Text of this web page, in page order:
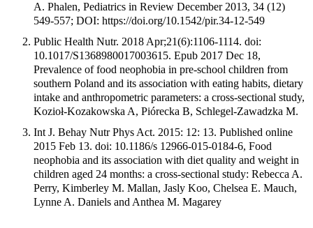
A. Phalen, Pediatrics in Review December 2013, 34 (12)
549-557; DOI: https://doi.org/10.1542/pir.34-12-549
Public Health Nutr. 2018 Apr;21(6):1106-1114. doi:
10.1017/S1368980017003615. Epub 2017 Dec 18,
Prevalence of food neophobia in pre-school children from
southern Poland and its association with eating habits, dietary
intake and anthropometric parameters: a cross-sectional study,
Kozioł-Kozakowska A, Piórecka B, Schlegel-Zawadzka M.
Int J. Behay Nutr Phys Act. 2015: 12: 13. Published online
2015 Feb 13. doi: 10.1186/s 12966-015-0184-6, Food
neophobia and its association with diet quality and weight in
children aged 24 months: a cross-sectional study: Rebecca A.
Perry, Kimberley M. Mallan, Jasly Koo, Chelsea E. Mauch,
Lynne A. Daniels and Anthea M. Magarey